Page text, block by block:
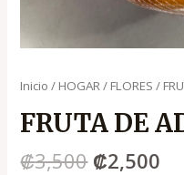
Inicio / HOGAR/ FLORES /
FRUTA DE
₡3,500 ₡2,500